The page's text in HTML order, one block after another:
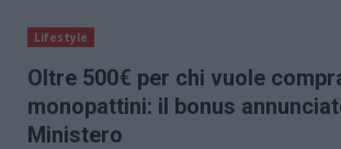
Lifestyle
Oltre 500€ per chi vuole
monopattini: il bonus
Ministero